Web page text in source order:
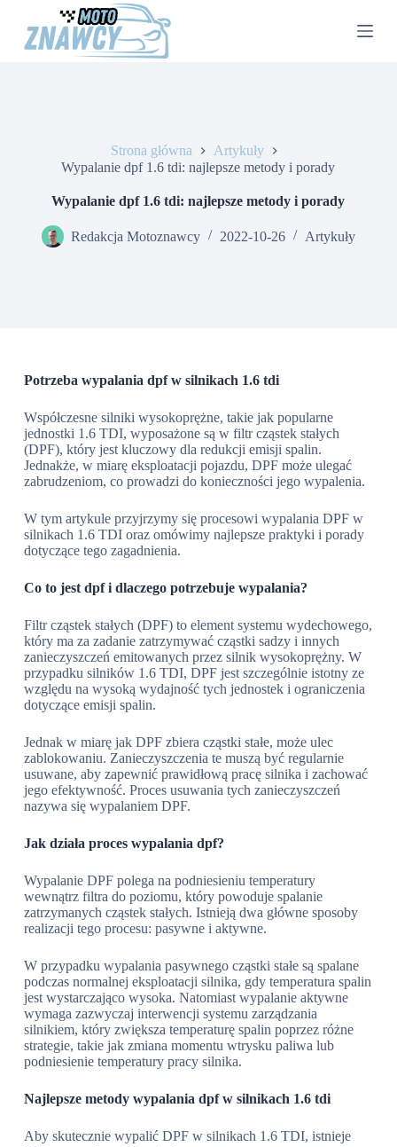
Strona główna
Artykuły
Wypalanie dpf 1.6 tdi: najlepsze metody i porady
Wypalanie dpf 1.6 tdi: najlepsze metody i porady
Redakcja Motoznawcy 2022-10-26 Artykuły
Potrzeba wypalania dpf w silnikach 1.6 tdi
Współczesne silniki wysokoprężne, takie jak popularne
jednostki 1.6 TDI, wyposażone są w filtr cząstek stałych
(DPF), który jest kluczowy dla redukcji emisji spalin.
Jednakże, w miarę eksploatacji pojazdu, DPF może ulegać
zabrudzeniom, co prowadzi do konieczności jego wypalenia.
W tym artykule przyjrzymy się procesowi wypalania DPF w
silnikach 1.6 TDI oraz omówimy najlepsze praktyki i porady
dotyczące tego zagadnienia.
Co to jest dpf i dlaczego potrzebuje wypalania?
Filtr cząstek stałych (DPF) to element systemu wydechowego,
który ma za zadanie zatrzymywać cząstki sadzy i innych
zanieczyszczeń emitowanych przez silnik wysokoprężny. W
przypadku silników 1.6 TDI, DPF jest szczególnie istotny ze
względu na wysoką wydajność tych jednostek i ograniczenia
dotyczące emisji spalin.
Jednak w miarę jak DPF zbiera cząstki stałe, może ulec
zablokowaniu. Zanieczyszczenia te muszą być regularnie
usuwane, aby zapewnić prawidłową pracę silnika i zachować
jego efektywność. Proces usuwania tych zanieczyszczeń
nazywa się wypalaniem DPF.
Jak działa proces wypalania dpf?
Wypalanie DPF polega na podniesieniu temperatury
wewnątrz filtra do poziomu, który powoduje spalanie
zatrzymanych cząstek stałych. Istnieją dwa główne sposoby
realizacji tego procesu: pasywne i aktywne.
W przypadku wypalania pasywnego cząstki stałe są spalane
podczas normalnej eksploatacji silnika, gdy temperatura spalin
jest wystarczająco wysoka. Natomiast wypalanie aktywne
wymaga zazwyczaj interwencji systemu zarządzania
silnikiem, który zwiększa temperaturę spalin poprzez różne
strategie, takie jak zmiana momentu wtrysku paliwa lub
podniesienie temperatury pracy silnika.
Najlepsze metody wypalania dpf w silnikach 1.6 tdi
Aby skutecznie wypalić DPF w silnikach 1.6 TDI, istnieje